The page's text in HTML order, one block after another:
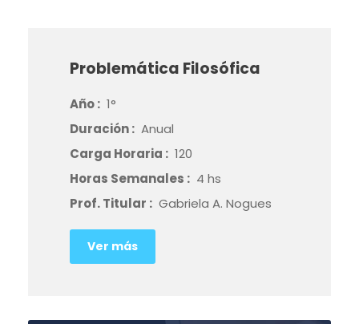
Problemática Filosófica
Año : 1°
Duración : Anual
Carga Horaria : 120
Horas Semanales : 4 hs
Prof. Titular : Gabriela A. Nogues
Ver más